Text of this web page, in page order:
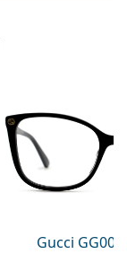
Gucci